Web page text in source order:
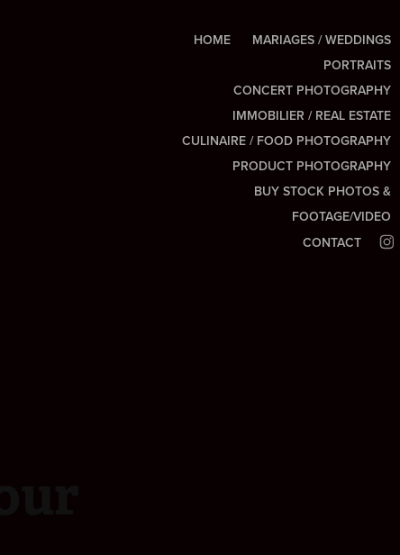
HOME
MARIAGES / WEDDINGS
PORTRAITS
CONCERT PHOTOGRAPHY
IMMOBILIER / REAL ESTATE
CULINAIRE / FOOD PHOTOGRAPHY
PRODUCT PHOTOGRAPHY
BUY STOCK PHOTOS &
FOOTAGE/VIDEO
CONTACT